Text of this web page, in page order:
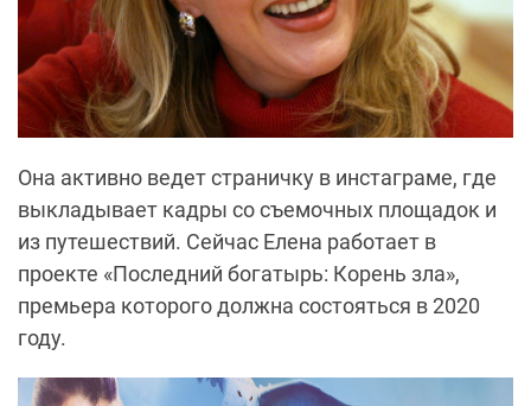
Она активно ведет страничку в инстаграме, где
выкладывает кадры со съемочных площадок и
из путешествий. Сейчас Елена работает в
проекте «Последний богатырь: Корень зла»,
премьера которого должна состояться в 2020
году.